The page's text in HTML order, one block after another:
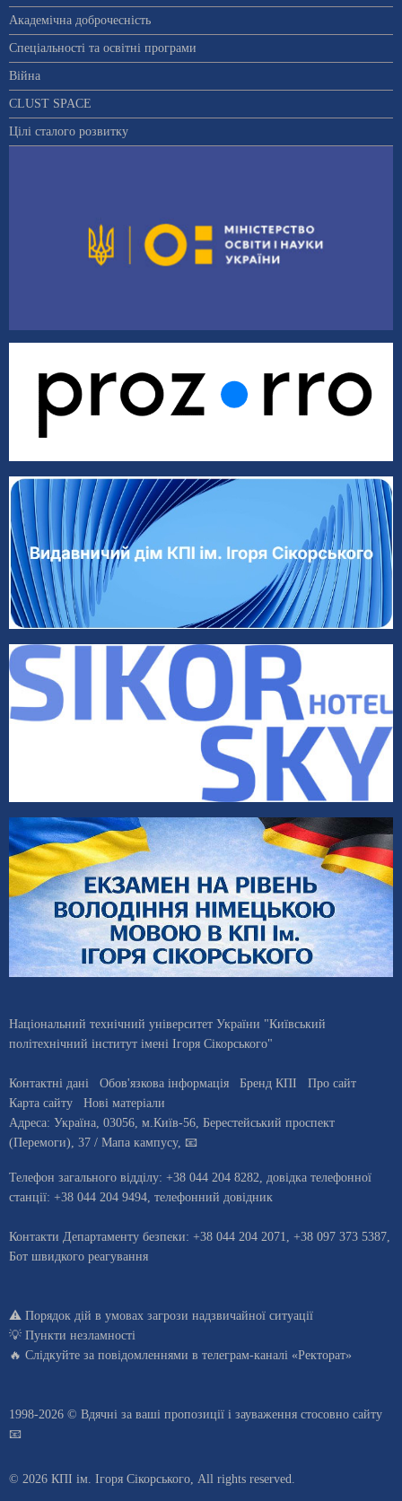
Академічна доброчесність
Спеціальності та освітні програми
Війна
CLUST SPACE
Цілі сталого розвитку
Національний технічний університет України "Київський
політехнічний інститут імені Ігоря Сікорського"
Контактні дані Обов'язкова інформація Бренд КПІ
Про сайт
Карта сайту
Нові матеріали
Адреса: Україна, 03056, м.Київ-56, Берестейський проспект
(Перемоги), 37 / Мапа кампусу, 📧
Телефон загального відділу: +38 044 204 8282 , довiдка телефонної
станцiї: +38 044 204 9494 телефонний довідник
Контакти Департаменту безпеки: +38 044 204 2071, +38 097 373 5387,
Бот швидкого реагування
⚠️ Порядок дій в умовах загрози надзвичайної ситуації
💡 Пункти незламності
🔥 Слідкуйте за повідомленнями в телеграм-каналі «Ректорат»
1998-2026 © Вдячні за ваші пропозиції і зауваження стосовно сайту
📧
© 2026 КПІ ім. Ігоря Сікорського, All rights reserved.